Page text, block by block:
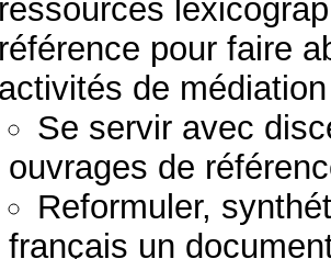
ressources
référence pour faire
activités de
Se servir avec
ouvrages de
Reformuler,
français un